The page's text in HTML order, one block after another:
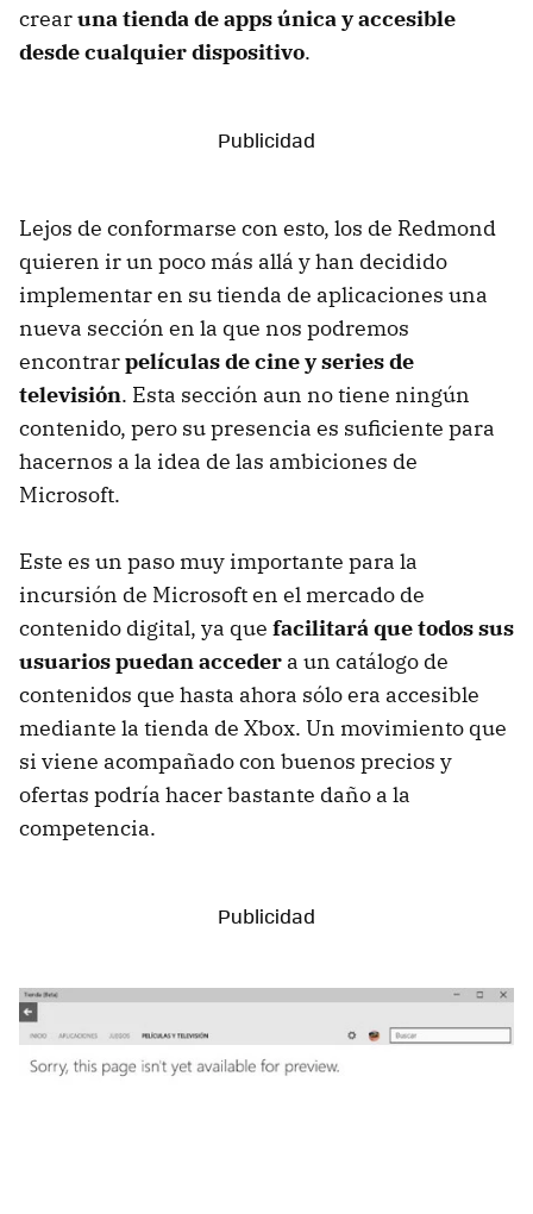
crearuna tienda de apps única y accesible
desde cualquier dispositivo.
Lejos de conformarse con esto, los de Redmond
quieren ir un poco más allá y han decidido
implementar en su tienda de aplicaciones una
nueva sección en la que nos podremos
encontrarpelículas de cine y series de
televisión. Esta sección aun no tiene ningún
contenido, pero su presencia es suficiente para
hacernos a la idea de las ambiciones de
Microsoft.
Este es un paso muy importante para la
incursión de Microsoft en el mercado de
contenido digital, ya que facilitará que todos sus
usuarios puedan acceder a un catálogo de
contenidos que hasta ahora sólo era accesible
mediante la tienda de Xbox. Un movimiento que
si viene acompañado con buenos precios y
ofertas podría hacer bastante daño a la
competencia.